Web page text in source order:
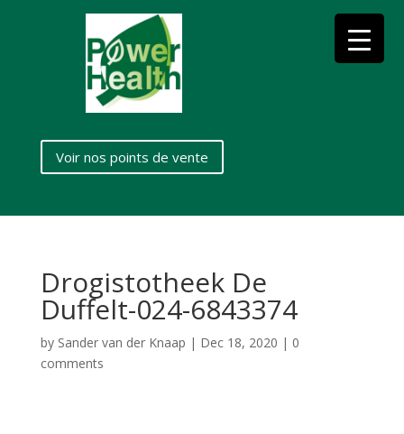
Voir nos points de vente
Drogistotheek De
Duffelt-024-6843374
by Sander van der Knaap | Dec 18, 2020 | 0
comments